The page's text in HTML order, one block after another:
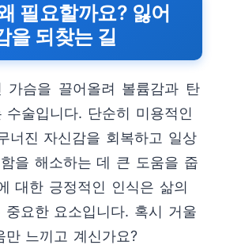
필요할까요? 잃어
을 되찾는 길
가슴을 끌어올려 볼륨감과 탄
수술입니다. 단순히 미용적인
너진 자신감을 회복하고 일상
을 해소하는 데 큰 도움을 줍
대한 긍정적인 인식은 삶의
중요한 요소입니다. 혹시 거울
만 느끼고 계신가요?